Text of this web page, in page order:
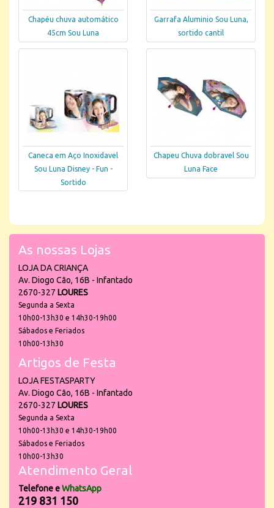
Chapéu chuva automático
45cm Sou Luna
Garrafa Aluminio Sou Luna,
sortido cantil
Caneca em Aço Inoxidavel
Sou Luna Disney - Fun -
Sortido
Chapeu Chuva dobravel Sou
Luna Face
As nossas Lojas
LOJA DA CRIANÇA
Av. Diogo Cão, 16B - Infantado
2670-327 LOURES
Segunda a Sexta
10h00-13h30 e 14h30-19h00
Sábados e Feriados
10h00-13h30
Artigos de Festa
LOJA FESTASPARTY
Av. Diogo Cão, 16B - Infantado
2670-327 LOURES
Segunda a Sexta
10h00-13h30 e 14h30-19h00
Sábados e Feriados
10h00-13h30
Atendimento Geral
Telefone eWhatsApp
219 831 150